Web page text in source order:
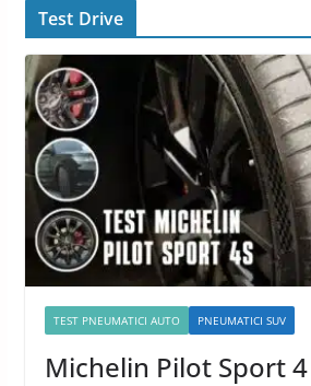
Test Drive
TEST PNEUMATICI AUTO PNEUMATICI SUV
Michelin Pilot Sport 4